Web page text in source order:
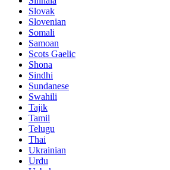
Slovak
Slovenian
Somali
Samoan
Scots Gaelic
Shona
Sindhi
Sundanese
Swahili
Tajik
Tamil
Telugu
Thai
Ukrainian
Urdu